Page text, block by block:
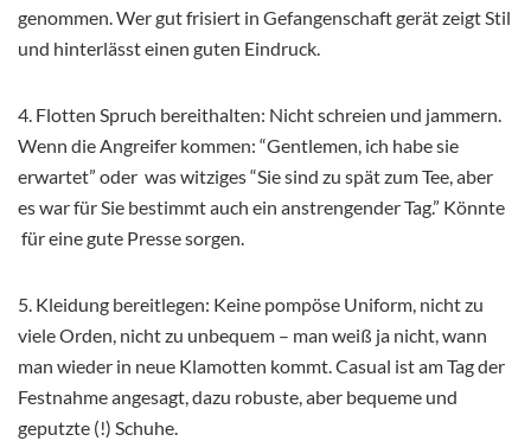
genommen. Wer gut frisiert in Gefangenschaft gerät zeigt Stil
und hinterlässt einen guten Eindruck.
4. Flotten Spruch bereithalten: Nicht schreien und jammern.
Wenn die Angreifer kommen: “Gentlemen, ich habe sie
erwartet” oder was witziges “Sie sind zu spät zum Tee, aber
es war für Sie bestimmt auch ein anstrengender Tag.” Könnte
für eine gute Presse sorgen.
5. Kleidung bereitlegen: Keine pompöse Uniform, nicht zu
viele Orden, nicht zu unbequem – man weiß ja nicht, wann
man wieder in neue Klamotten kommt. Casual ist am Tag der
Festnahme angesagt, dazu robuste, aber bequeme und
geputzte (!) Schuhe.